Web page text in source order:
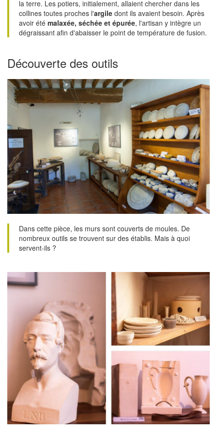
la terre. Les potiers, initialement, allaient chercher dans les
collines toutes proches l'argile dont ils avaient besoin. Après
avoir été malaxée, séchée et épurée, l'artisan y intègre un
dégraissant afin d'abaisser le point de température de fusion.
Découverte des outils
Dans cette pièce, les murs sont couverts de moules. De
nombreux outils se trouvent sur des établis. Mais à quoi
servent-ils ?